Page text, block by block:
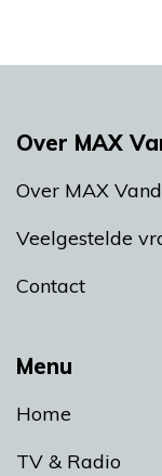
Menu
Home
TV & Radio
Over MAX
Over MAX
Veelgestelde
Contact